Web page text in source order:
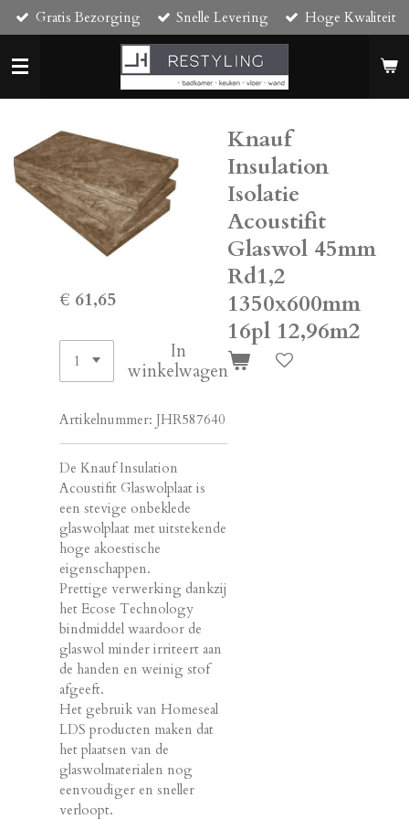
Ga
direct
naar
de
hoofdinhoud
Gratis Bezorging Snelle Levering Hoge Kwaliteit
Knauf
Insulation
Isolatie
Acoustifit
Glaswol 45mm
Rd1,2
1350x600mm
16pl 12,96m2
€ 61,65
In
winkelwagen
Artikelnummer: JHR587640
De Knauf Insulation
Acoustifit Glaswolplaat is
een stevige onbeklede
glaswolplaat met uitstekende
hoge akoestische
eigenschappen.
Prettige verwerking dankzij
het Ecose Technology
bindmiddel waardoor de
glaswol minder irriteert aan
de handen en weinig stof
afgeeft.
Het gebruik van Homeseal
LDS producten maken dat
het plaatsen van de
glaswolmaterialen nog
eenvoudiger en sneller
verloopt.